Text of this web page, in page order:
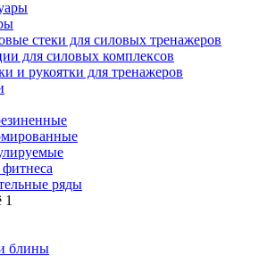
стеки для силовых тренажеров
для силовых комплексов
и рукоятки для тренажеров
ряды